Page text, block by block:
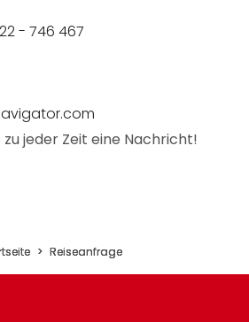
- 746 467
zu jeder Zeit eine Nachricht!
Reiseanfrage